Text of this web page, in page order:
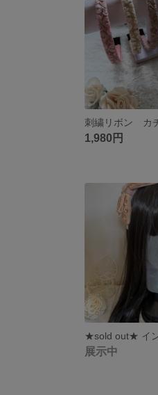
刺繍リボン カ
1,980円
展示中